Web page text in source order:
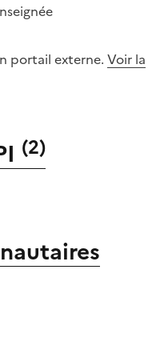
portail externe. Voir la
(2)